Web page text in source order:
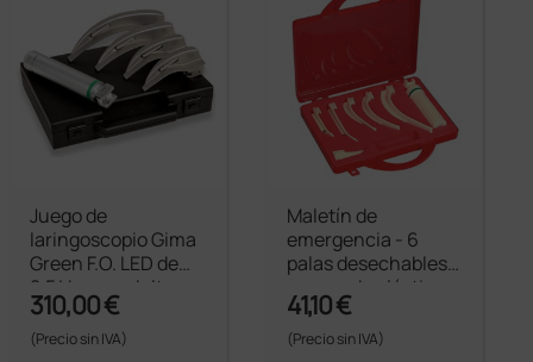
Juego de
laringoscopio Gima
Green F.O. LED de
2,5 V para adultos
con 4 palas Mc-
Intosh 1-2-3-4
310,00 €
(Precio sin IVA)
Maletín de
emergencia - 6
palas desechables +
mango de plástico
41,10 €
(Precio sin IVA)